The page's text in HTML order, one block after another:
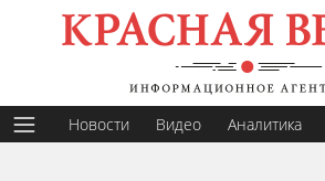
Новости Видео Аналитика